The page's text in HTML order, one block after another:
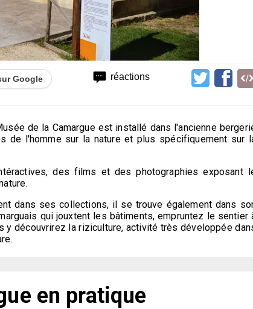
réactions
Google
de la Camargue est installé dans l'ancienne
de l'homme sur la nature et plus spécifiquement sur
des films et des photographies exposant
dans ses collections, il se trouve également dans
qui jouxtent les bâtiments, empruntez le sentier
y découvrirez la riziculture, activité très développée
en pratique